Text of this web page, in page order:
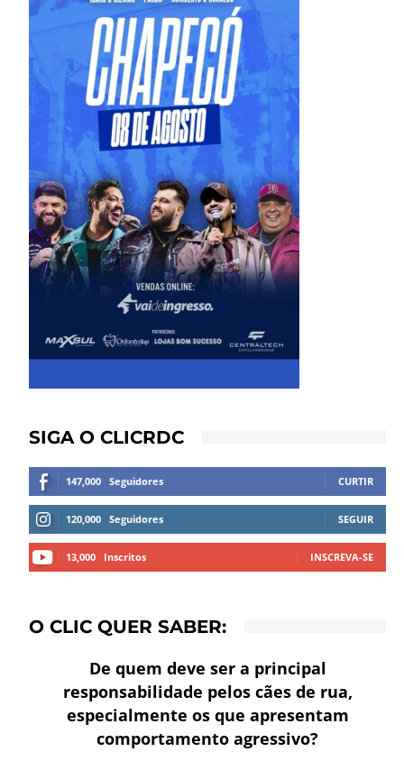
SIGA O CLICRDC
147,000 Seguidores CURTIR
120,000 Seguidores SEGUIR
13,000 Inscritos INSCREVA-SE
O CLIC QUER SABER:
De quem deve ser a principal
responsabilidade pelos cães de rua,
especialmente os que apresentam
comportamento agressivo?